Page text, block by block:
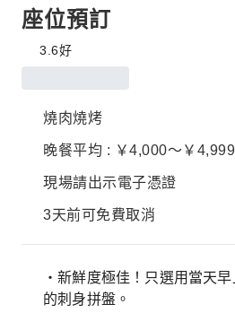
座位預訂
3.6好
燒肉燒烤
晚餐平均 : ￥4,000～￥4,999
現場請出示電子憑證
3天前可免費取消
・新鮮度極佳！只選用當天
的刺身拼盤。